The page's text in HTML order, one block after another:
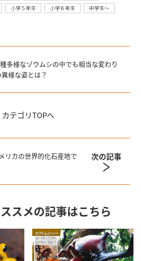
小学５年生 小学６年生
中学生〜
多様なゾウムシの中でも相当な変わり
様な姿とは？
カテゴリTOPへ
リカの世界的化石産地で
次の記事
スメの記事はこちら